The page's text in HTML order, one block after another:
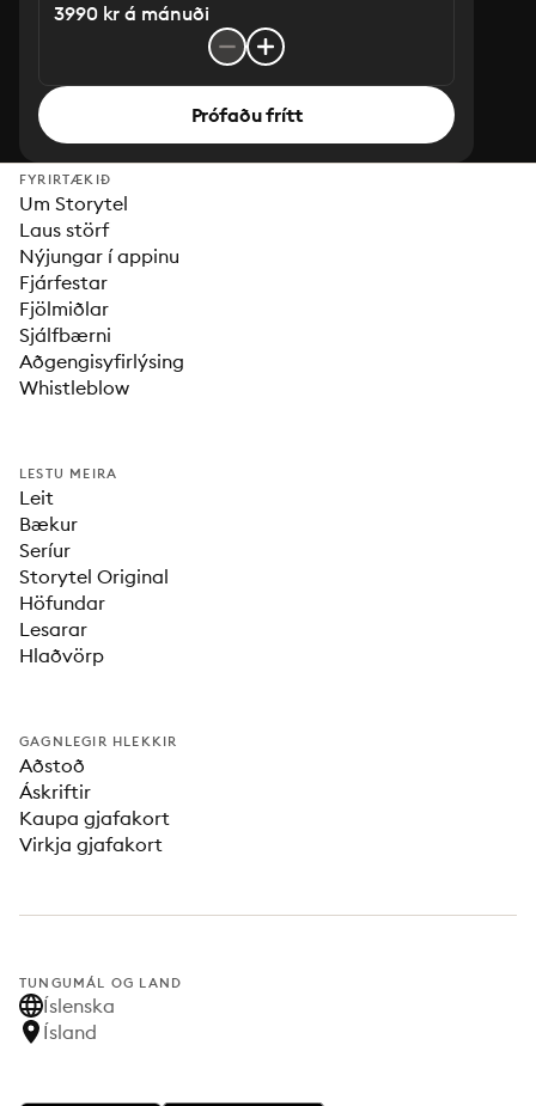
3990 kr á mánuði
Prófaðu frítt
FYRIRTÆKIÐ
Um Storytel
Laus störf
Nýjungar í appinu
Fjárfestar
Fjölmiðlar
Sjálfbærni
Aðgengisyfirlýsing
Whistleblow
LESTU MEIRA
Leit
Bækur
Seríur
Storytel Original
Höfundar
Lesarar
Hlaðvörp
GAGNLEGIR HLEKKIR
Aðstoð
Áskriftir
Kaupa gjafakort
Virkja gjafakort
TUNGUMÁL OG LAND
Íslenska
Ísland